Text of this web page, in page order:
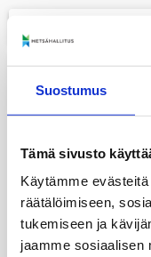
Suostumus
Tämä sivusto
Käytämme
räätälöimiseen,
tukemiseen ja
jaamme sosiaalisen
+